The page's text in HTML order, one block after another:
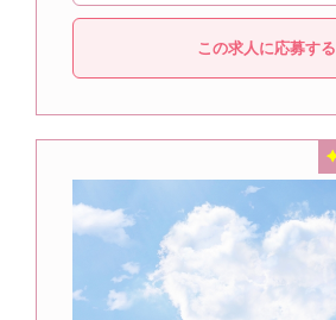
この求人に応募する